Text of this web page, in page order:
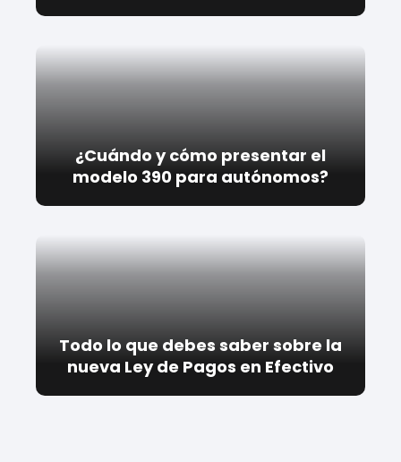
¿Cuándo y cómo presentar el
modelo 390 para autónomos?
Todo lo que debes saber sobre la
nueva Ley de Pagos en Efectivo